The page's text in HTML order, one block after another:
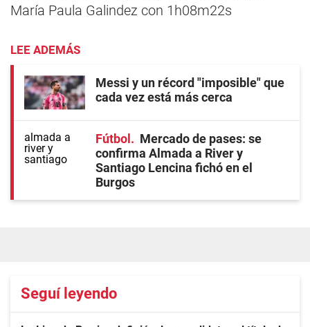
María Paula Galindez con 1h08m22s
LEE ADEMÁS
Messi y un récord "imposible" que
cada vez está más cerca
Fútbol
Mercado de pases: se
confirma Almada a River y
Santiago Lencina fichó en el
Burgos
Seguí leyendo